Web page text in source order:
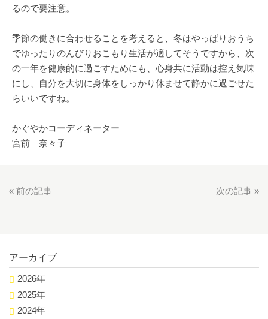
るので要注意。
季節の働きに合わせることを考えると、冬はやっぱりおうち
でゆったりのんびりおこもり生活が適してそうですから、次
の一年を健康的に過ごすためにも、心身共に活動は控え気味
にし、自分を大切に身体をしっかり休ませて静かに過ごせた
らいいですね。
かぐやかコーディネーター
宮前 奈々子
« 前の記事 次の記事 »
アーカイブ
2026年
2025年
2024年